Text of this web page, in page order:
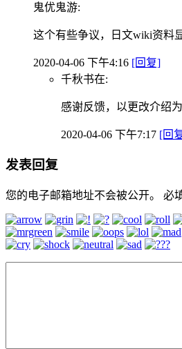
鬼优鬼游:
这个有些争议，日文wiki资料
2020-04-06 下午4:16 [回复]
千秋书在:
感谢反馈，以更改介绍
2020-04-06 下午7:17 [回
发表回复
您的电子邮箱地址不会被公开。 必